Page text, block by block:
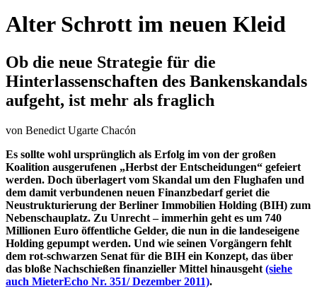
Alter Schrott im neuen Kleid
Ob die neue Strategie für die
Hinterlassenschaften des Bankenskandals
aufgeht, ist mehr als fraglich
von Benedict Ugarte Chacón
Es sollte wohl ursprünglich als Erfolg im von der großen
Koalition ausgerufenen „Herbst der Entscheidungen“ gefeiert
werden. Doch überlagert vom Skandal um den Flughafen und
dem damit verbundenen neuen Finanzbedarf geriet die
Neustrukturierung der Berliner Immobilien Holding (BIH) zum
Nebenschauplatz. Zu Unrecht – immerhin geht es um 740
Millionen Euro öffentliche Gelder, die nun in die landeseigene
Holding gepumpt werden. Und wie seinen Vorgängern fehlt
dem rot-schwarzen Senat für die BIH ein Konzept, das über
das bloße Nachschießen finanzieller Mittel hinausgeht (siehe
auch MieterEcho Nr. 351/ Dezember 2011).